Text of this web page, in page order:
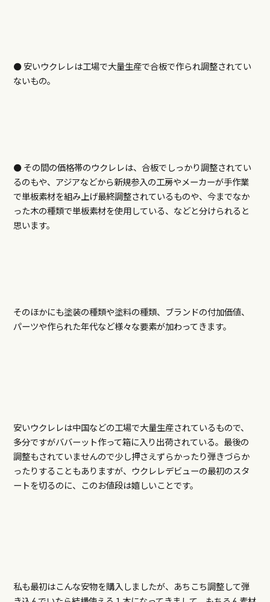
⚫️ 安いウクレレは工場で大量生産で合板で作られ調整されてい
ないもの。
⚫️ その間の価格帯のウクレレは、合板でしっかり調整されてい
るのもや、アジアなどから新規参入の工房やメーカーが手作業
で単板素材を組み上げ最終調整されているものや、今までなか
った木の種類で単板素材を使用している、などと分けられると
思います。
そのほかにも塗装の種類や塗料の種類、ブランドの付加価値、
パーツや作られた年代など様々な要素が加わってきます。
安いウクレレは中国などの工場で大量生産されているもので、
多分ですがババーット作って箱に入り出荷されている。最後の
調整もされていませんので少し押さえずらかったり弾きづらか
ったりすることもありますが、ウクレレデビューの最初のスタ
ートを切るのに、このお値段は嬉しいことです。
私も最初はこんな安物を購入しましたが、あちこち調整して弾